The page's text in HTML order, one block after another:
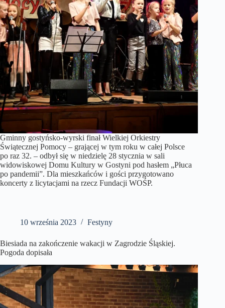
Gminny gostyńsko-wyrski finał Wielkiej Orkiestry
Świątecznej Pomocy – grającej w tym roku w całej Polsce
po raz 32. – odbył się w niedzielę 28 stycznia w sali
widowiskowej Domu Kultury w Gostyni pod hasłem „Płuca
po pandemii”. Dla mieszkańców i gości przygotowano
koncerty z licytacjami na rzecz Fundacji WOŚP.
10 września 2023 Festyny
Biesiada na zakończenie wakacji w Zagrodzie Śląskiej.
Pogoda dopisała